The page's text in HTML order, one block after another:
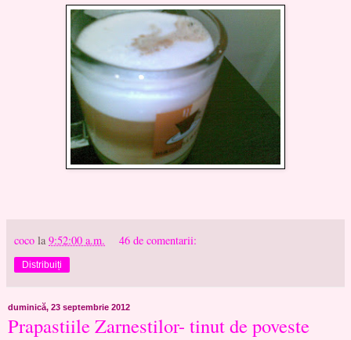
coco la 9:52:00 a.m. 46 de comentarii:
Distribuiți
duminică, 23 septembrie 2012
Prapastiile Zarnestilor- tinut de poveste